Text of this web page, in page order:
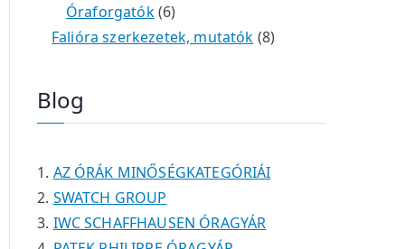
é
k
é
é
m
t
e
t
e
t
k
Óraforgatók 66
t
k
Falióra szerkezetek, mutatók 88
é
Blog
AZ ÓRÁK MINŐSÉGKATEGÓRIÁI
SWATCH GROUP
IWC SCHAFFHAUSEN ÓRAGYÁR